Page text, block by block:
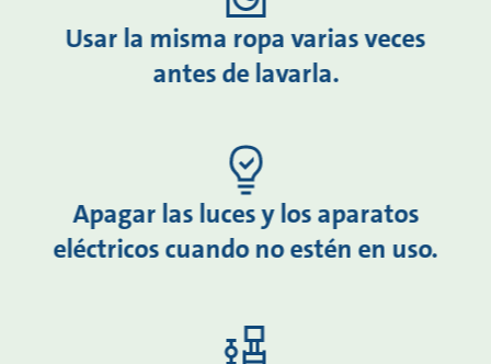
Usar la misma ropa varias veces
antes de lavarla.
Apagar las luces y los aparatos
eléctricos cuando no estén en uso.